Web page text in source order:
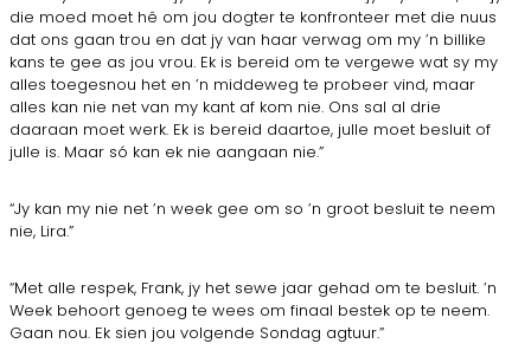
die moed moet hê om jou dogter te konfronteer met die nuus
dat ons gaan trou en dat jy van haar verwag om my ’n billike
kans te gee as jou vrou. Ek is bereid om te vergewe wat sy my
alles toegesnou het en ’n middeweg te probeer vind, maar
alles kan nie net van my kant af kom nie. Ons sal al drie
daaraan moet werk. Ek is bereid daartoe, julle moet besluit of
julle is. Maar só kan ek nie aangaan nie.”
“Jy kan my nie net ’n week gee om so ’n groot besluit te neem
nie, Lira.”
“Met alle respek, Frank, jy het sewe jaar gehad om te besluit. ’n
Week behoort genoeg te wees om finaal bestek op te neem.
Gaan nou. Ek sien jou volgende Sondag agtuur.”